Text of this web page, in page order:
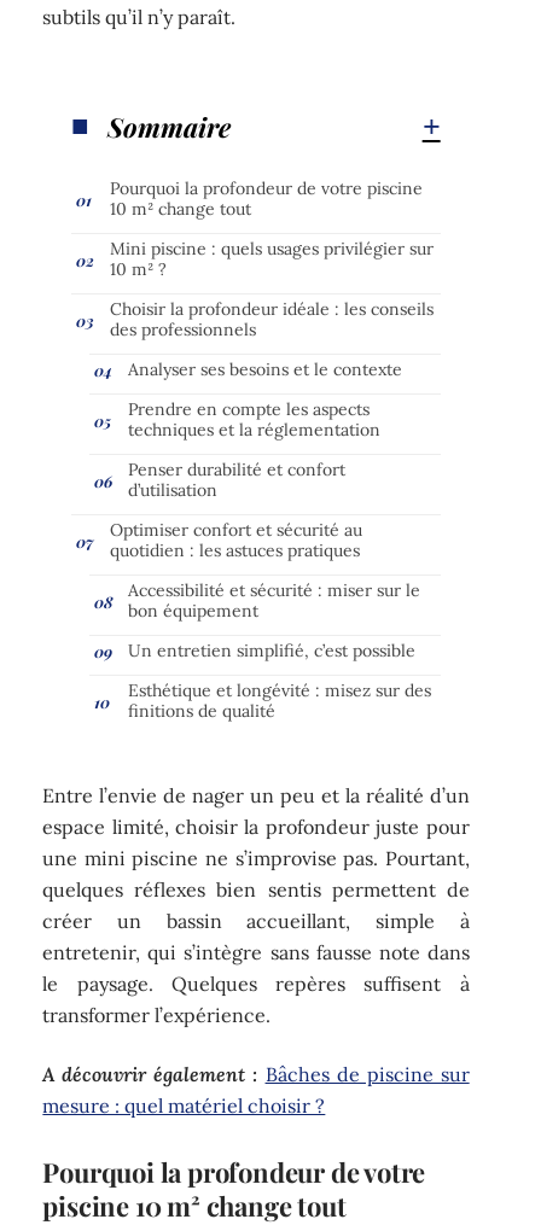
subtils qu’il n’y paraît.
Sommaire
Pourquoi la profondeur de votre piscine
10 m² change tout
Mini piscine : quels usages privilégier sur
10 m² ?
Choisir la profondeur idéale : les conseils
des professionnels
Analyser ses besoins et le contexte
Prendre en compte les aspects
techniques et la réglementation
Penser durabilité et confort
d’utilisation
Optimiser confort et sécurité au
quotidien : les astuces pratiques
Accessibilité et sécurité : miser sur le
bon équipement
Un entretien simplifié, c’est possible
Esthétique et longévité : misez sur des
finitions de qualité
Entre l’envie de nager un peu et la réalité d’un
espace limité, choisir la profondeur juste pour
une mini piscine ne s’improvise pas. Pourtant,
quelques réflexes bien sentis permettent de
créer un bassin accueillant, simple à
entretenir, qui s’intègre sans fausse note dans
le paysage. Quelques repères suffisent à
transformer l’expérience.
A découvrir également : Bâches de piscine sur
mesure : quel matériel choisir ?
Pourquoi la profondeur de votre
piscine 10 m² change tout